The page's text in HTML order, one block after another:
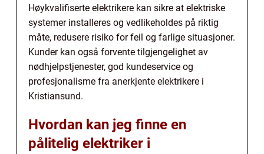
Høykvalifiserte elektrikere kan sikre at elektriske
systemer installeres og vedlikeholdes på riktig
måte, redusere risiko for feil og farlige situasjoner.
Kunder kan også forvente tilgjengelighet av
nødhjelpstjenester, god kundeservice og
profesjonalisme fra anerkjente elektrikere i
Kristiansund.
Hvordan kan jeg finne en
pålitelig elektriker i